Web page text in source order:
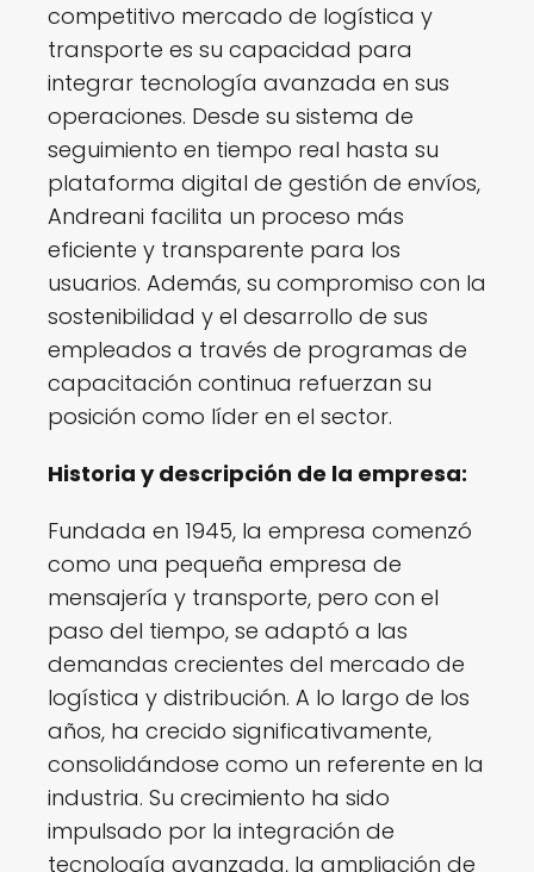
competitivo mercado de logística y
transporte es su capacidad para
integrar tecnología avanzada en sus
operaciones. Desde su sistema de
seguimiento en tiempo real hasta su
plataforma digital de gestión de envíos,
Andreani facilita un proceso más
eficiente y transparente para los
usuarios. Además, su compromiso con la
sostenibilidad y el desarrollo de sus
empleados a través de programas de
capacitación continua refuerzan su
posición como líder en el sector.
Historia y descripción de la empresa:
Fundada en 1945, la empresa comenzó
como una pequeña empresa de
mensajería y transporte, pero con el
paso del tiempo, se adaptó a las
demandas crecientes del mercado de
logística y distribución. A lo largo de los
años, ha crecido significativamente,
consolidándose como un referente en la
industria. Su crecimiento ha sido
impulsado por la integración de
tecnología avanzada, la ampliación de